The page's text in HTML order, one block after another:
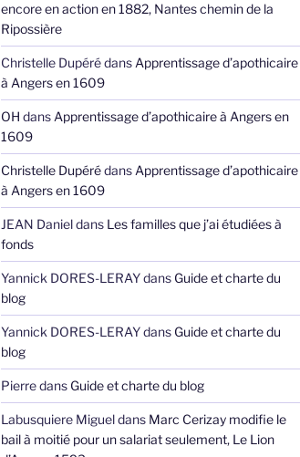
encore en action en 1882, Nantes chemin de la
Ripossière
Christelle Dupérédans Apprentissage d’apothicaire
à Angers en 1609
OH dans Apprentissage d’apothicaire à Angers en
1609
Christelle Dupérédans Apprentissage d’apothicaire
à Angers en 1609
JEAN Danieldans Les familles que j’ai étudiées à
fonds
Yannick DORES-LERAYdans Guide et charte du
blog
Yannick DORES-LERAYdans Guide et charte du
blog
Pierredans Guide et charte du blog
Labusquiere Migueldans Marc Cerizay modifie le
bail à moitié pour un salariat seulement, Le Lion